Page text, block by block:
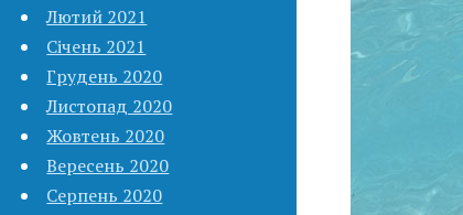
Лютий 2021
Січень 2021
Грудень 2020
Листопад 2020
Жовтень 2020
Вересень 2020
Серпень 2020